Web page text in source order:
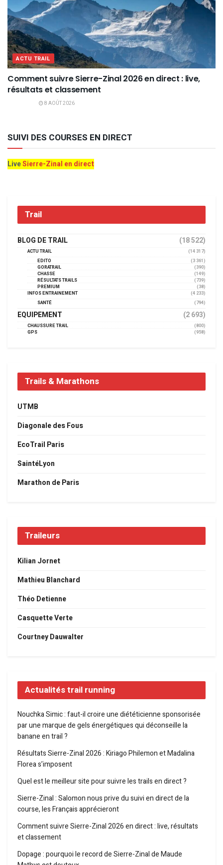
ACTU TRAIL
Comment suivre Sierre-Zinal 2026 en direct : live,
résultats et classement
8 AOÛT 2026
SUIVI DES COURSES EN DIRECT
LiveSierre-Zinal en direct
Trail
BLOG DE TRAIL (18 522)
ACTU TRAIL
(14 317)
EDITO
(3 361)
GORATRAIL
(390)
CHASSE
(149)
RÉSULTATS TRAILS
(739)
PREMIUM
(38)
INFOS ENTRAINEMENT
(4 233)
SANTÉ
(794)
EQUIPEMENT (2 693)
CHAUSSURE TRAIL
(800)
GPS
(958)
Trails & Marathons
UTMB
Diagonale des Fous
EcoTrail Paris
SaintéLyon
Marathon de Paris
Traileurs
Kilian Jornet
Mathieu Blanchard
Théo Detienne
Casquette Verte
Courtney Dauwalter
Actualités trail running
Nouchka Simic : faut-il croire une diététicienne sponsorisée
par une marque de gels énergétiques qui déconseille la
banane en trail ?
Résultats Sierre-Zinal 2026 : Kiriago Philemon et Madalina
Florea s’imposent
Quel est le meilleur site pour suivre les trails en direct ?
Sierre-Zinal : Salomon nous prive du suivi en direct de la
course, les Français apprécieront
Comment suivre Sierre-Zinal 2026 en direct : live, résultats
et classement
Dopage : pourquoi le record de Sierre-Zinal de Maude